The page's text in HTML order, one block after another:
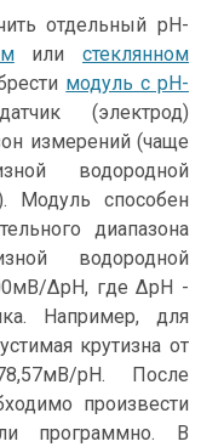
отдельный pH-
илистеклянном
модуль с pH-
(электрод)
измерений (чаще
водородной
Модуль способен
диапазона
водородной
ΔpH, где ΔpH -
Например, для
крутизна от
pH. После
произвести
программно. В